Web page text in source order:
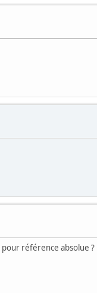
référence absolue ?